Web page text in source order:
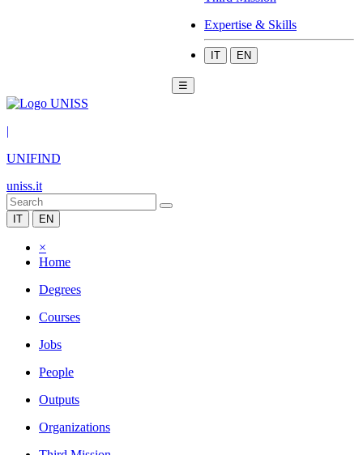
Expertise & Skills
IT EN
☰
|
UNIFIND
uniss.it
IT EN
×
Home
Degrees
Courses
Jobs
People
Outputs
Organizations